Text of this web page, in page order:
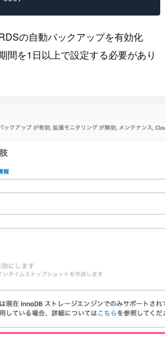
の自動バックアップを有効化
間を1日以上で設定する必要があり